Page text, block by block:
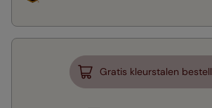
Gratis kleurstalen